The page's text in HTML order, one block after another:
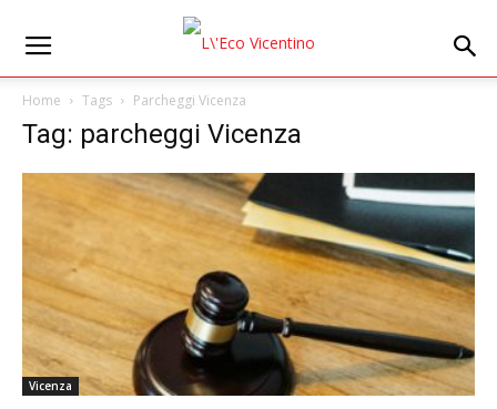
Home Tags Parcheggi Vicenza
Tag: parcheggi Vicenza
Vicenza